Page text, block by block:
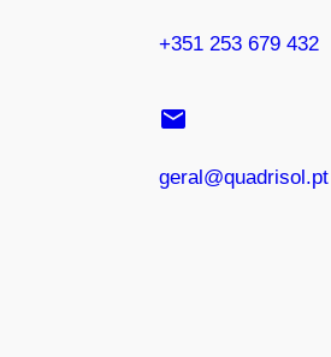
+351 253 679 432
email
geral@quadrisol.pt